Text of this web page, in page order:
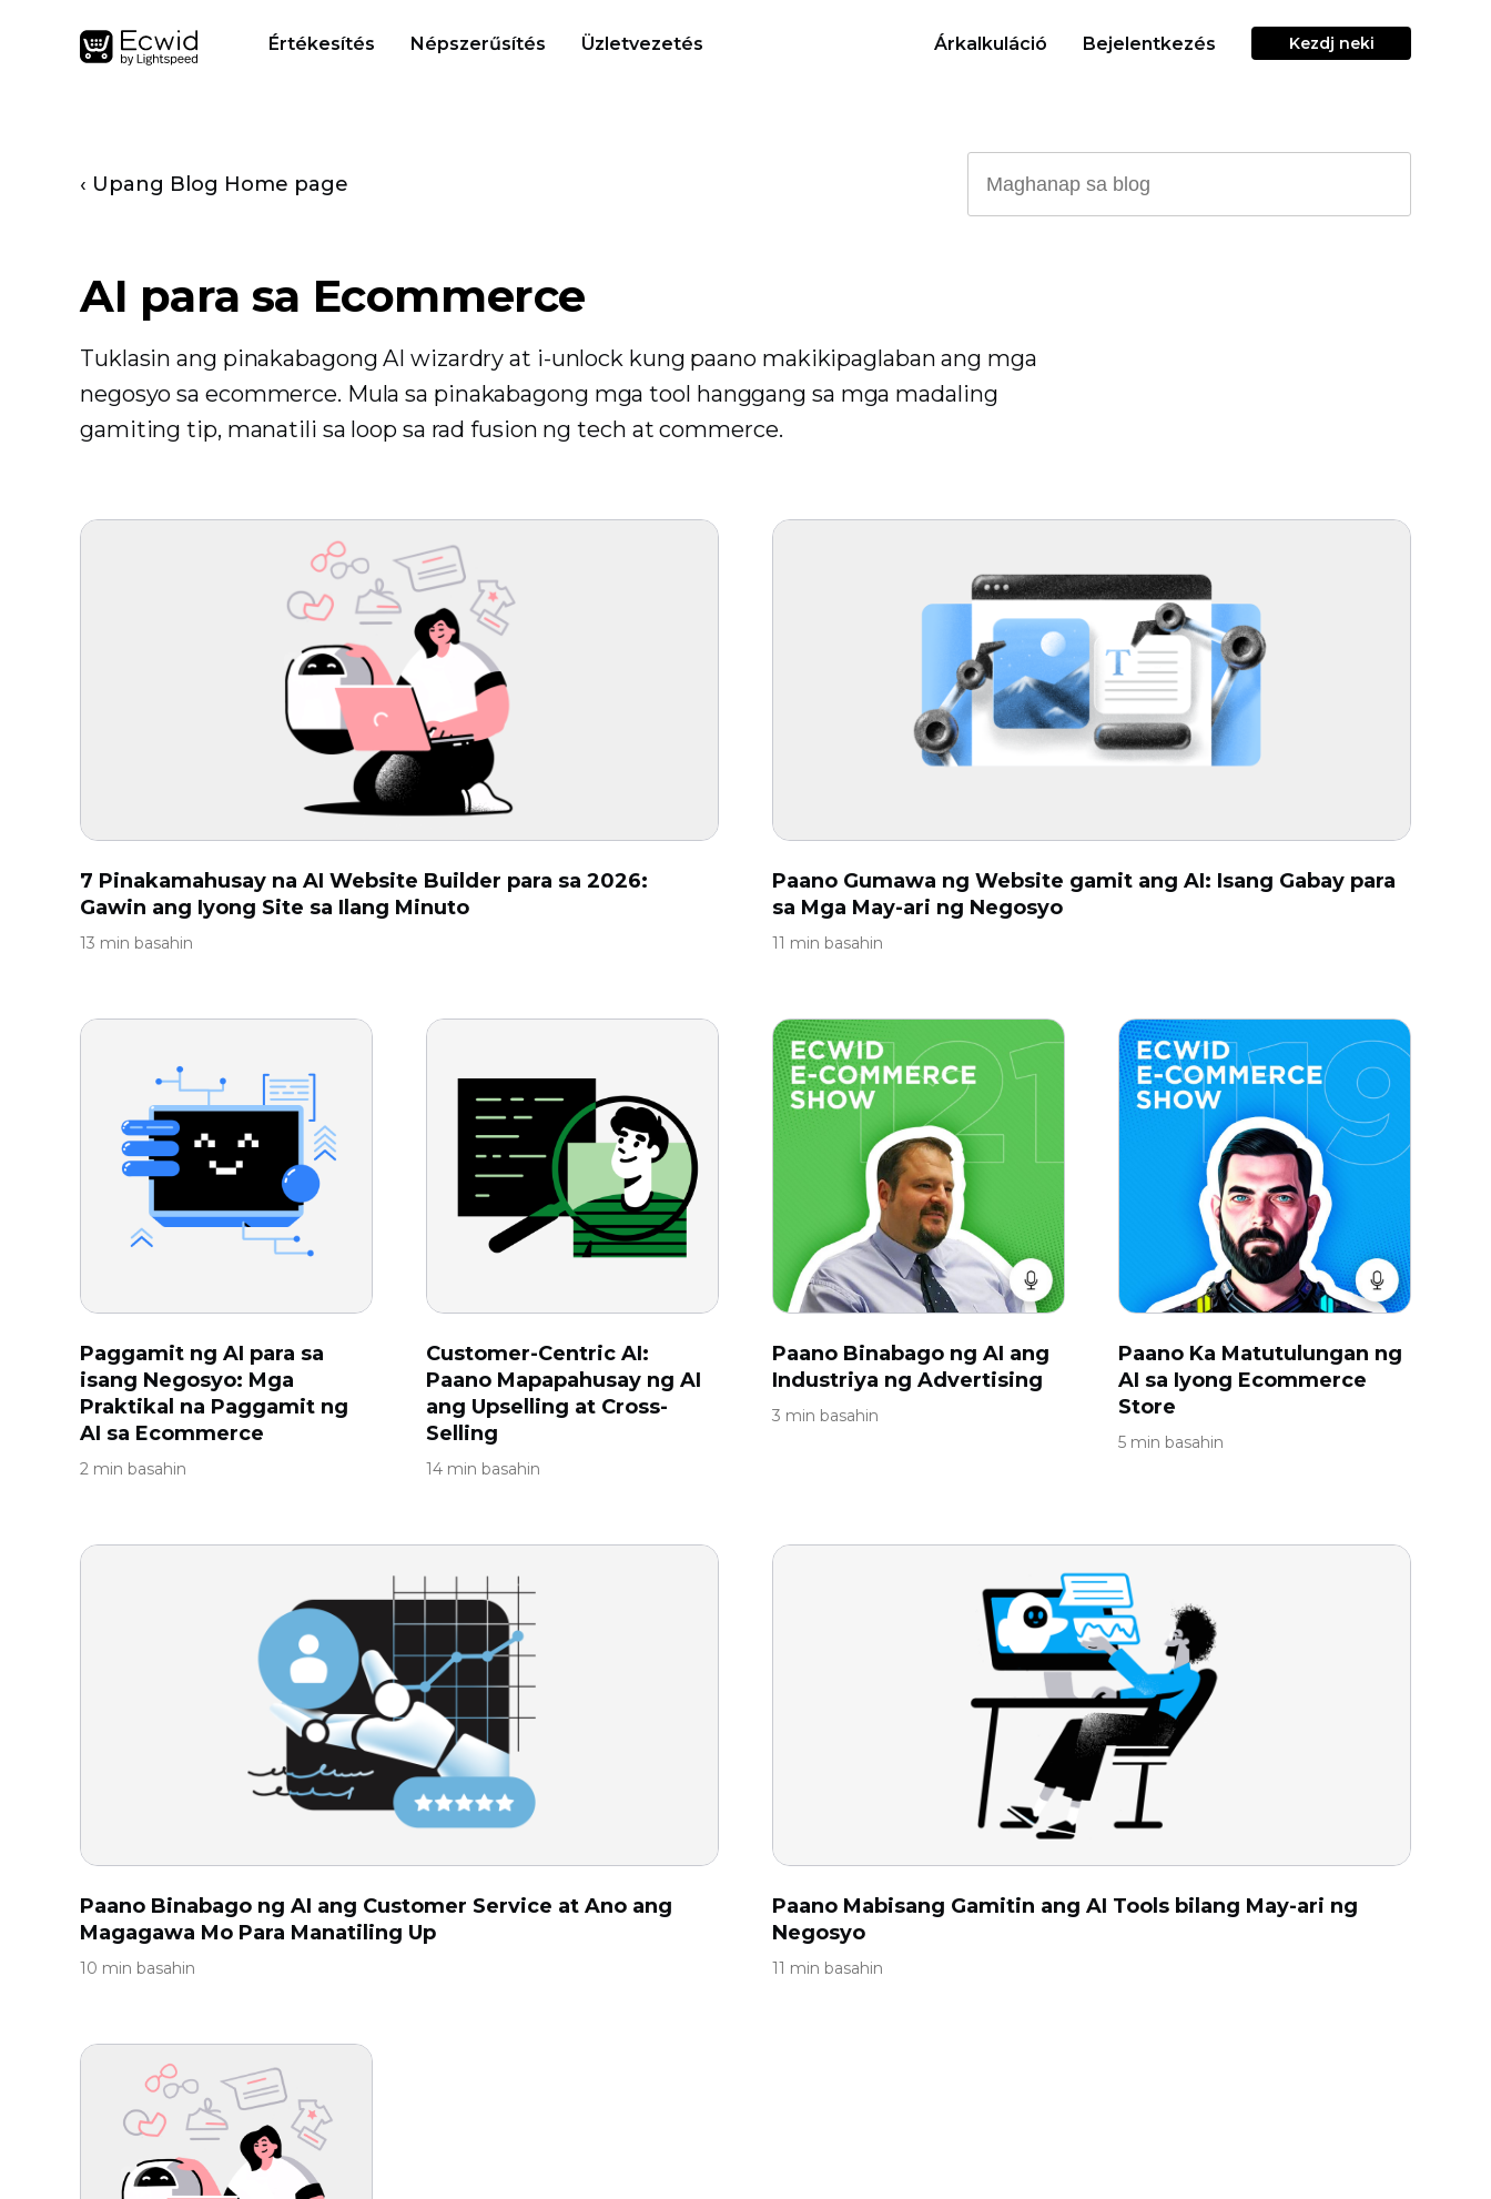
Értékesítés Népszerűsítés Üzletvezetés Árkalkuláció Bejelentkezés Kezdj neki
‹ Upang Blog Home page
AI para sa Ecommerce
Tuklasin ang pinakabagong AI wizardry at i-unlock kung paano makikipaglaban ang mga
negosyo sa ecommerce. Mula sa pinakabagong mga tool hanggang sa mga madaling
gamiting tip, manatili sa loop sa rad fusion ng tech at commerce.
7 Pinakamahusay na AI Website Builder para sa 2026:
Gawin ang Iyong Site sa Ilang Minuto
13 min basahin
Paano Gumawa ng Website gamit ang AI: Isang Gabay para
sa Mga May-ari ng Negosyo
11 min basahin
Paggamit ng AI para sa
isang Negosyo: Mga
Praktikal na Paggamit ng
AI sa Ecommerce
2 min basahin
Customer-Centric AI:
Paano Mapapahusay ng AI
ang Upselling at Cross-
Selling
14 min basahin
Paano Binabago ng AI ang
Industriya ng Advertising
3 min basahin
Paano Ka Matutulungan ng
AI sa Iyong Ecommerce
Store
5 min basahin
Paano Binabago ng AI ang Customer Service at Ano ang
Magagawa Mo Para Manatiling Up
10 min basahin
Paano Mabisang Gamitin ang AI Tools bilang May-ari ng
Negosyo
11 min basahin